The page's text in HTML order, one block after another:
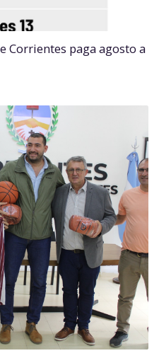
Corrientes paga agosto a